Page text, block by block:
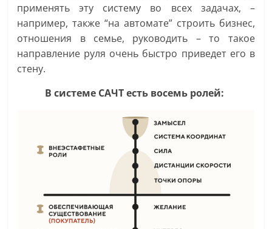
применять эту систему во всех задачах, –
например, также “на автомате” строить бизнес,
отношения в семье, руководить – то такое
направление руля очень быстро приведет его в
стену.
В системе САЧТ есть восемь ролей: